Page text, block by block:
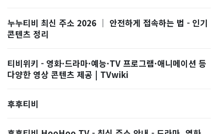
누누티비 최신 주소 2026 ｜ 안전하게 접속하는 법 - 인기
콘텐츠 정리
티비위키 - 영화·드라마·예능·TV 프로그램·애니메이션 등
다양한 영상 콘텐츠 제공 | TVwiki
후후티비